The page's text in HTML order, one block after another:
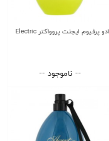
ادو پرفیوم ایجنت پروواکتر Electric
-- ناموجود --